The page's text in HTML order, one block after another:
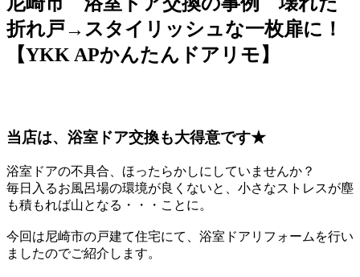
折れ戸→スタイリッシュな一枚扉に！
【YKK APかんたんドアリモ】
当店は、浴室ドア交換も大得意です★
浴室ドアの不具合、ほったらかしにしていませんか？
毎日入るお風呂場の環境が良くないと、小さなストレスが塵
も積もれば山となる・・・ことに。
今回は尼崎市の戸建て住宅にて、浴室ドアリフォームを行い
ましたのでご紹介します。